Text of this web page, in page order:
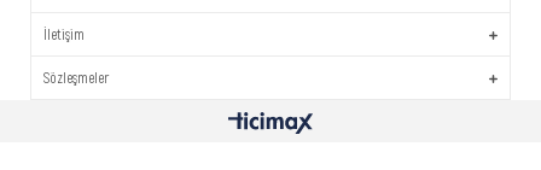
İletişim
Sözleşmeler